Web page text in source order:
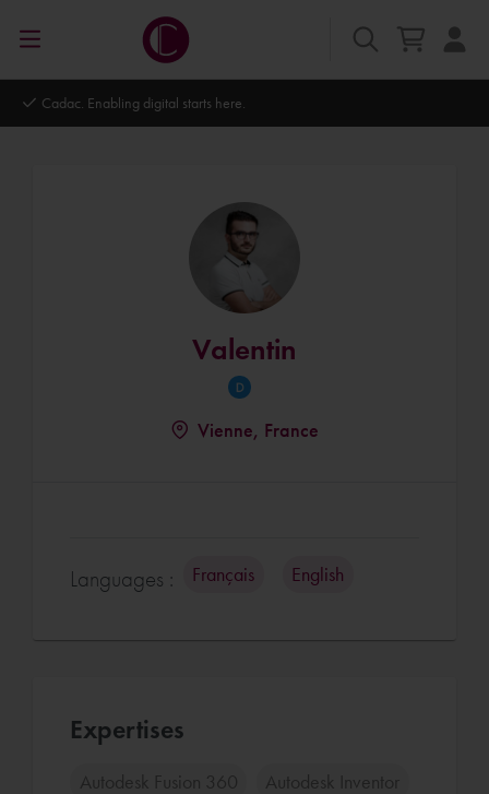
Cadac. Enabling digital starts here.
Valentin
Vienne, France
Languages : Français English
Expertises
Autodesk Fusion 360 Autodesk Inventor